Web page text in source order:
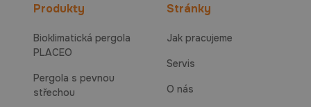
Produkty
Bioklimatická pergola
PLACEO
Pergola s pevnou
střechou
Stránky
Jak pracujeme
Servis
O nás